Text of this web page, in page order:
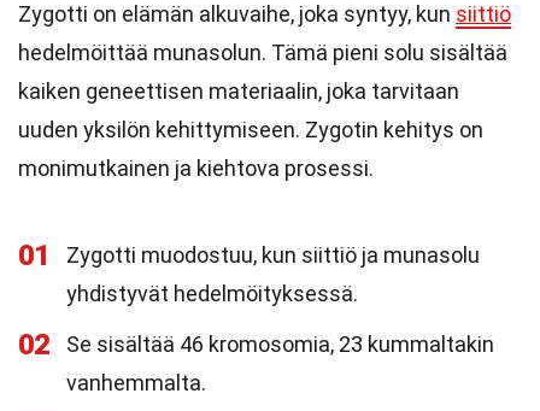
Zygotti on elämän alkuvaihe, joka syntyy, kun siittiö
hedelmöittää munasolun. Tämä pieni solu sisältää
kaiken geneettisen materiaalin, joka tarvitaan
uuden yksilön kehittymiseen. Zygotin kehitys on
monimutkainen ja kiehtova prosessi.
01
Zygotti muodostuu, kun siittiö ja munasolu
yhdistyvät hedelmöityksessä.
02
Se sisältää 46 kromosomia, 23 kummaltakin
vanhemmalta.